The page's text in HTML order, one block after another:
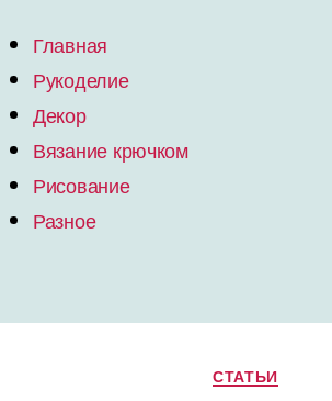
Главная
Рукоделие
Декор
Вязание крючком
Рисование
Разное
Рубрики
СТАТЬИ